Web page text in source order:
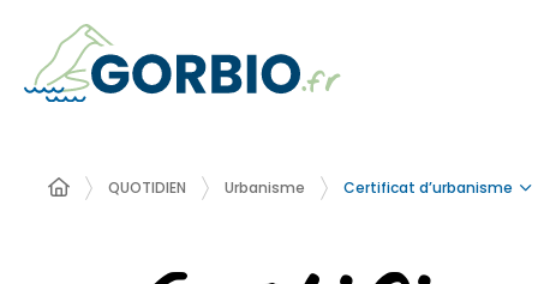
QUOTIDIEN Urbanisme Certificat d’urbanisme